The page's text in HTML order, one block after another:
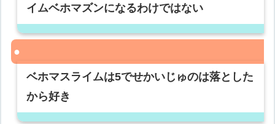
イムベホマズンになるわけではない
ベホマスライムは5でせかいじゅのは落とした
から好き